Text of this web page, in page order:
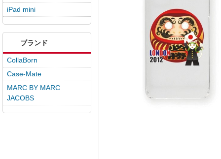
iPad mini
ブランド
CollaBorn
Case-Mate
MARC BY MARC
JACOBS